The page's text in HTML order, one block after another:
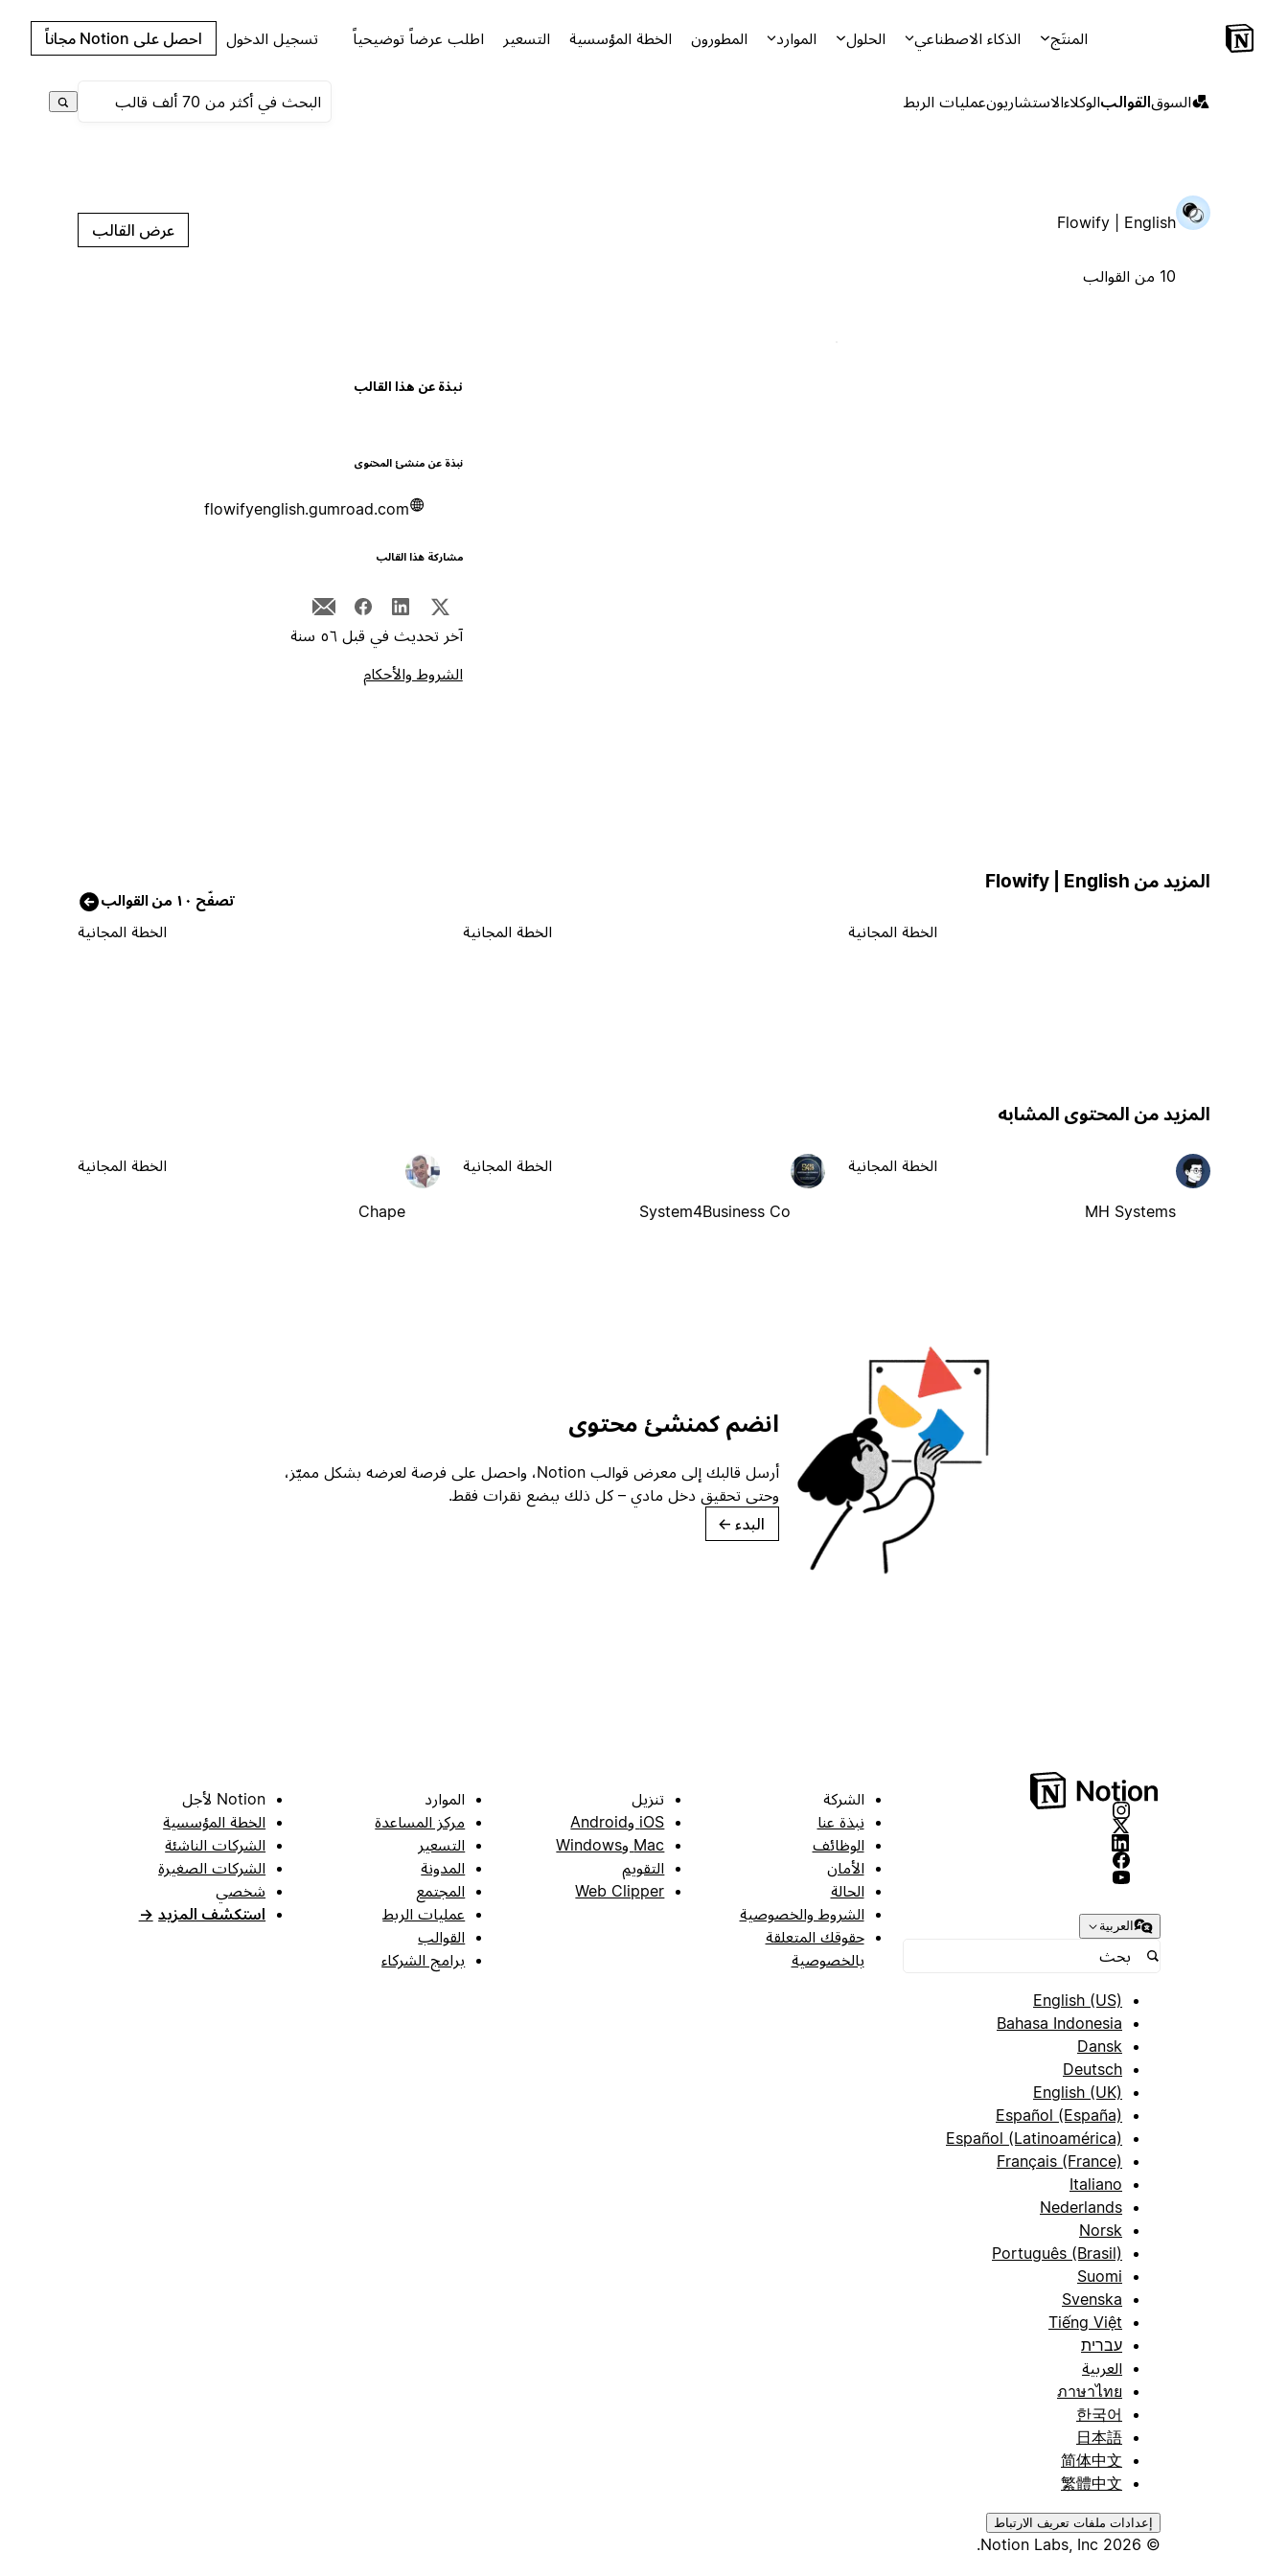
المنتَج الذكاء الاصطناعي الحلول الموارد المطورون الخطة المؤسسية التسعير اطلب عرضاً توضيحياً تسجيل الدخول احصل على Notion مجاناً
السوقالقوالبالوكلاءالاستشاريونعمليات الربط
Flowify | English
10 من القوالب
عرض القالب
نبذة عن هذا القالب
نبذة عن منشئ المحتوى
flowifyenglish.gumroad.com
مشاركة هذا القالب
آخر تحديث في قبل ٥٦ سنة
الشروط والأحكام
المزيد من Flowify | English
تصفّح ١٠ من القوالب
الخطة المجانية الخطة المجانية الخطة المجانية
المزيد من المحتوى المشابه
MH Systems
الخطة المجانية
System4Business Co
الخطة المجانية
Chape
الخطة المجانية
انضم كمنشئ محتوى
أرسل قالبك إلى معرض قوالب Notion، واحصل على فرصة لعرضه بشكل مميّز،
وحتى تحقيق دخل مادي – كل ذلك ببضع نقرات فقط.
البدء →
العربية
English (US)
Bahasa Indonesia
Dansk
Deutsch
English (UK)
Español (España)
Español (Latinoamérica)
Français (France)
Italiano
Nederlands
Norsk
Português (Brasil)
Suomi
Svenska
Tiếng Việt
עברית
العربية
ภาษาไทย
한국어
日本語
简体中文
繁體中文
إعدادات ملفات تعريف الارتباط
© 2026 Notion Labs, Inc.
الشركة
نبذة عنا
الوظائف
الأمان
الحالة
الشروط والخصوصية
حقوقك المتعلقة
بالخصوصية
تنزيل
iOS وAndroid
Mac وWindows
التقويم
Web Clipper
الموارد
مركز المساعدة
التسعير
المدونة
المجتمع
عمليات الربط
القوالب
برامج الشركاء
Notion لأجل
الخطة المؤسسية
الشركات الناشئة
الشركات الصغيرة
شخصي
استكشف المزيد →